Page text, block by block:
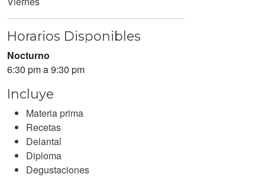
Horarios Disponibles
Nocturno
6:30 pm a 9:30 pm
Incluye
Materia prima
Recetas
Delantal
Diploma
Degustaciones